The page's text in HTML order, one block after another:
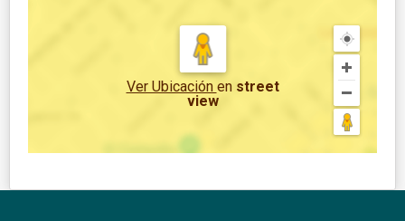
Ver Ubicación en street
view